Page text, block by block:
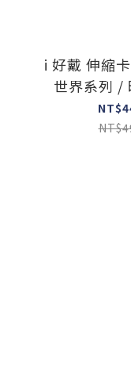
i 好戴 伸縮
世界系列 /